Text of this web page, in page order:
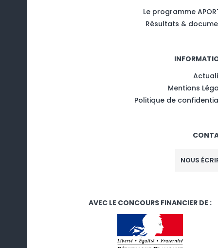
Le programme
Résultats &
Mentions
Politique de
NOUS
AVEC LE CONCOURS FINANCIER DE :